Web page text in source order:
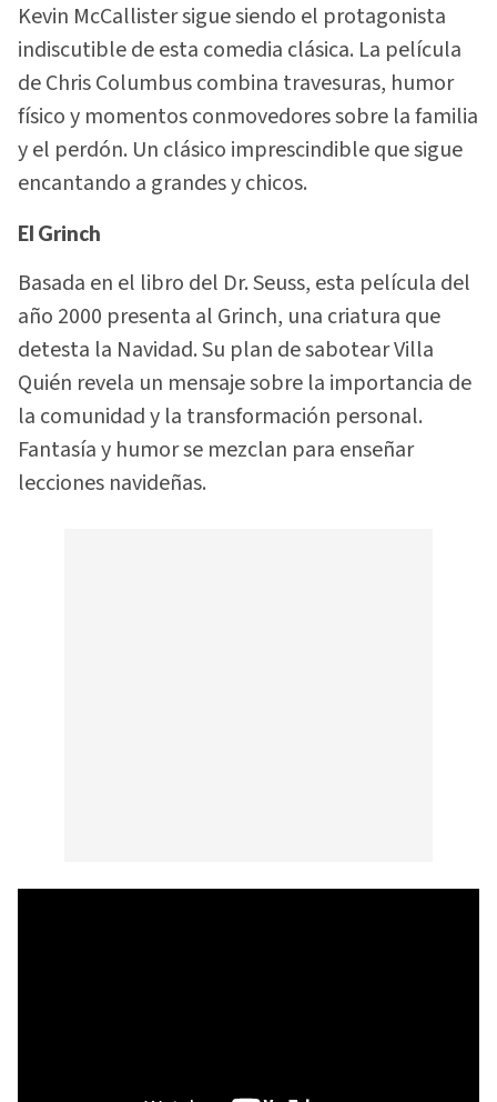
Kevin McCallister sigue siendo el protagonista
indiscutible de esta comedia clásica. La película
de Chris Columbus combina travesuras, humor
físico y momentos conmovedores sobre la familia
y el perdón. Un clásico imprescindible que sigue
encantando a grandes y chicos.
El Grinch
Basada en el libro del Dr. Seuss, esta película del
año 2000 presenta al Grinch, una criatura que
detesta la Navidad. Su plan de sabotear Villa
Quién revela un mensaje sobre la importancia de
la comunidad y la transformación personal.
Fantasía y humor se mezclan para enseñar
lecciones navideñas.